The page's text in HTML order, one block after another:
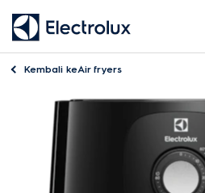
Kembali keAir fryers